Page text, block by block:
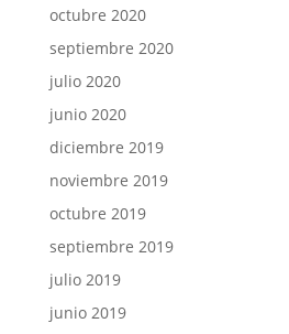
octubre 2020
septiembre 2020
julio 2020
junio 2020
diciembre 2019
noviembre 2019
octubre 2019
septiembre 2019
julio 2019
junio 2019